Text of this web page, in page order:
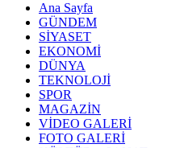
Ana Sayfa
GÜNDEM
SİYASET
EKONOMİ
DÜNYA
TEKNOLOJİ
SPOR
MAGAZİN
VİDEO GALERİ
FOTO GALERİ